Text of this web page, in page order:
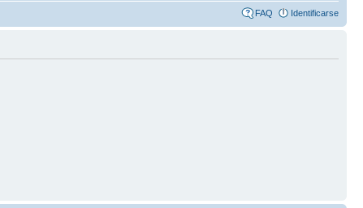
FAQ Identificarse